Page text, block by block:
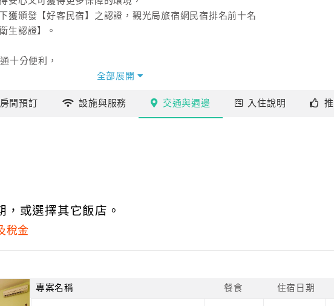
獲頒發【好客民宿】之認證，觀光局旅宿網民宿排名前十名
生認證】。
十分便利，
場、慕谷慕魚、鳳林3D兒童親水樂園、鯉魚潭、東大門夜市，
山脈與中央山脈環抱下的悠閒，
的自然丰采；雅致的元氣屋，
，而您也正進入畫境……
全部展開
房間預訂 設施與服務 交通與週邊 入住說明
，或選擇其它飯店。
稅金
專案名稱 餐食 住宿日期